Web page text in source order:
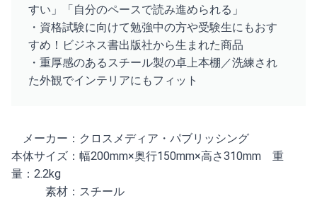
すい」「自分のペースで読み進められる」
・資格試験に向けて勉強中の方や受験生にもおす
すめ！ビジネス書出版社から生まれた商品
・重厚感のあるスチール製の卓上本棚／洗練され
た外観でインテリアにもフィット
メーカー：クロスメディア・パブリッシング
本体サイズ：幅200mm×奥行150mm×高さ310mm 重
量：2.2kg
素材：スチール